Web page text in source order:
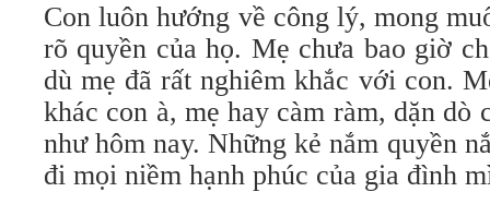
Con luôn hướng về công lý, mong
rõ quyền của họ. Mẹ chưa bao giờ
dù mẹ đã rất nghiêm khắc với con.
khác con à, mẹ hay càm ràm, dặn dò
như hôm nay. Những kẻ nắm quyền
đi mọi niềm hạnh phúc của gia đình